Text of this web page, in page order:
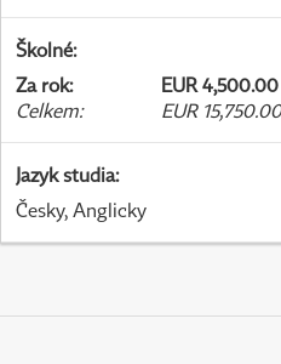
Školné:
Za rok:
EUR
Celkem: EUR
Jazyk studia:
Česky, Anglicky